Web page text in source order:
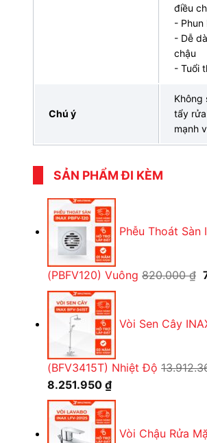
điều
-
- Dễ
chậu
- Tuổi
Chú ý
Không
tẩy
mạnh
SẢN PHẨM ĐI KÈM
Phễu Thoát Sàn
(PBFV120) Vuông 820.000₫
Vòi Sen Cây
(BFV3415T) Nhiệt Độ
Giá
gốc
là:
13.912.364 ₫.
8.251.950 ₫Giá
hiện
tại
là:Vòi Chậu Rửa